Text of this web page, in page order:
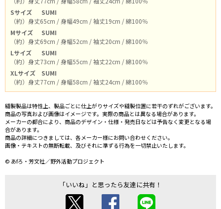
Sサイズ
SUMI
（約）身丈65cm / 身幅49cm / 袖丈19cm / 綿100％
Mサイズ
SUMI
（約）身丈69cm / 身幅52cm / 袖丈20cm / 綿100％
Lサイズ
SUMI
（約）身丈73cm / 身幅55cm / 袖丈22cm / 綿100％
XLサイズ
SUMI
（約）身丈77cm / 身幅58cm / 袖丈24cm / 綿100％
縫製製品は特性上、製品ごとに仕上がりサイズや縫製位置に若干のずれがございます。
商品の写真および画像はイメージです。実際の商品とは異なる場合があります。
メーカーの都合により、商品のデザイン・仕様・発売日などは予告なく変更となる場
合があります。
商品の詳細につきましては、各メーカー様にお問い合わせください。
画像・テキストの無断転載、及びそれに準ずる行為を一切禁止いたします。
© あfろ・芳文社／野外活動プロジェクト
「いいね」と思ったら友達に共有！